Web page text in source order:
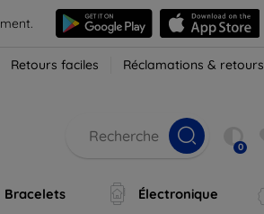
Retours faciles Réclamations & retours
0
Bracelets Électronique